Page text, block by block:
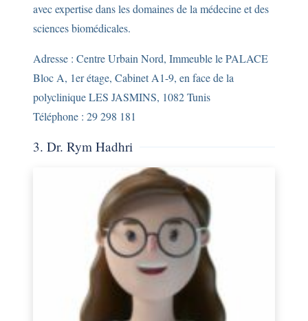
avec expertise dans les domaines de la médecine et des
sciences biomédicales.
Adresse : Centre Urbain Nord, Immeuble le PALACE
Bloc A, 1er étage, Cabinet A1-9, en face de la
polyclinique LES JASMINS, 1082 Tunis
Téléphone : 29 298 181
3. Dr. Rym Hadhri